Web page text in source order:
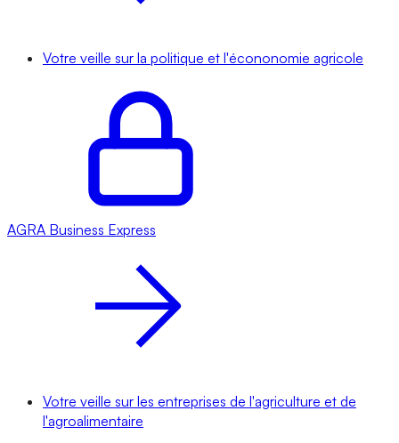
Votre veille sur la politique et l'écononomie agricole
AGRA Business Express
Votre veille sur les entreprises de l'agriculture et de
l'agroalimentaire